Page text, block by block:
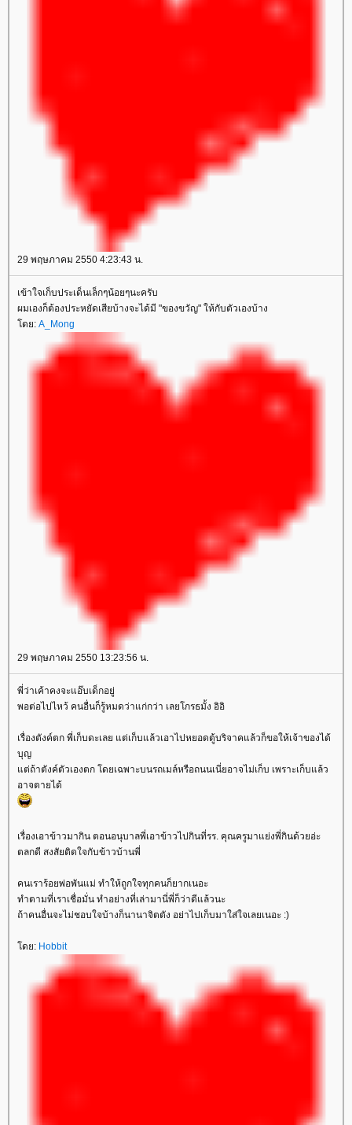
29 พฤษภาคม 2550 4:23:43 น.
เข้าใจเก็บประเด็นเล็กๆน้อยๆนะครับ
ผมเองก็ต้องประหยัดเสียบ้างจะได้มี "ของขวัญ" ให้กับตัวเองบ้าง
ดย: A_Mong
29 พฤษภาคม 2550 13:23:56 น.
พี่ว่าเค้าคงจะแอ๊บเด็กอยู่
พอต่อไปไหว้ คนอื่นก็รู้หมดว่าแก่กว่า เลยโกรธมั้ง อิอิ
เรื่องตังค์ตก พี่เก็บดะเลย แต่เก็บแล้วเอาไปหยอดตู้บริจาคแล้วก็ขอให้เจ้าของได้
บุญ
ต่ถ้าตังค์ตัวเองตก โดยเฉพาะบนรถเมล์หรือถนนเนี่ยอาจไม่เก็บ เพราะเก็บแล้ว
อาจตายได้
เรื่องเอาข้าวมากิน ตอนอนุบาลพี่เอาข้าวไปกินที่รร. คุณครูมาแย่งพี่กินด้วยอ่ะ
ตลกดี สงสัยติดใจกับข้าวบ้านพี่
คนเราร้อยพ่อพันแม่ ทำให้ถูกใจทุกคนก็ยากเนอะ
ทำตามที่เราเชื่อมั่น ทำอย่างที่เล่ามานี่พี่ก็ว่าดีแล้วนะ
ถ้าคนอื่นจะไม่ชอบใจบ้างก็นานาจิตตัง อย่าไปเก็บมาใส่ใจเลยเนอะ :)
ดย: Hobbit